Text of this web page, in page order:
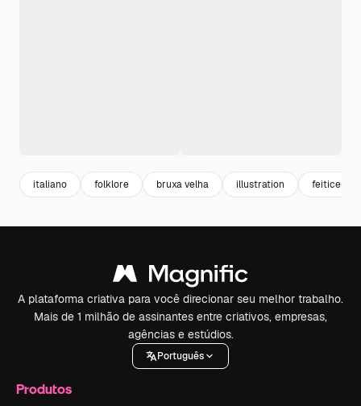
italiano folklore bruxa velha illustration feiticeiro
A plataforma criativa para você direcionar seu melhor trabalho.
Mais de 1 milhão de assinantes entre criativos, empresas,
agências e estúdios.
Português
Produtos